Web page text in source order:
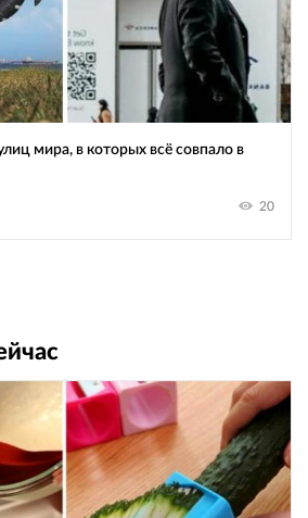
мира, в которых всё совпало в
20